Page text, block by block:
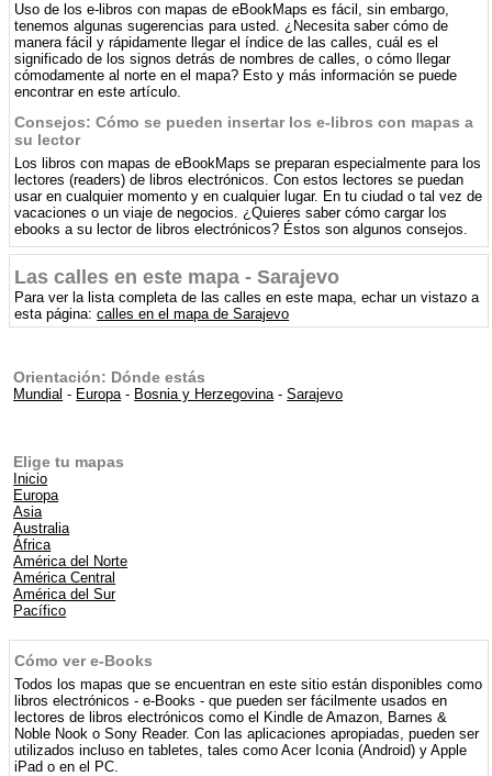
Uso de los e-libros con mapas de eBookMaps es fácil, sin embargo,
tenemos algunas sugerencias para usted. ¿Necesita saber cómo de
manera fácil y rápidamente llegar el índice de las calles, cuál es el
significado de los signos detrás de nombres de calles, o cómo llegar
cómodamente al norte en el mapa? Esto y más información se puede
encontrar en este artículo.
Consejos: Cómo se pueden insertar los e-libros con mapas a
su lector
Los libros con mapas de eBookMaps se preparan especialmente para los
lectores (readers) de libros electrónicos. Con estos lectores se puedan
usar en cualquier momento y en cualquier lugar. En tu ciudad o tal vez de
vacaciones o un viaje de negocios. ¿Quieres saber cómo cargar los
ebooks a su lector de libros electrónicos? Éstos son algunos consejos.
Las calles en este mapa - Sarajevo
Para ver la lista completa de las calles en este mapa, echar un vistazo a
esta página:calles en el mapa de Sarajevo
Orientación: Dónde estás
Mundial - Europa- Bosnia y Herzegovina-Sarajevo
Elige tu mapas
Inicio
Europa
Asia
Australia
África
América del Norte
América Central
América del Sur
Pacífico
Cómo ver e-Books
Todos los mapas que se encuentran en este sitio están disponibles como
libros electrónicos - e-Books - que pueden ser fácilmente usados ​​en
lectores de libros electrónicos como el Kindle de Amazon, Barnes &
Noble Nook o Sony Reader. Con las aplicaciones apropiadas, pueden ser
utilizados incluso en tabletes, tales como Acer Iconia (Android) y Apple
iPad o en el PC.